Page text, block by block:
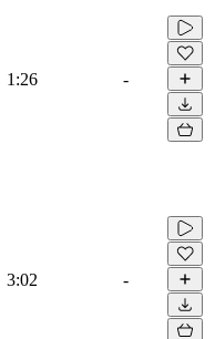
1:26 -
3:02 -